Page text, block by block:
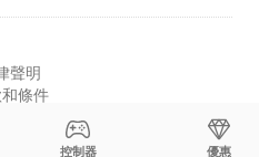
聲明
條件
控制器 優惠